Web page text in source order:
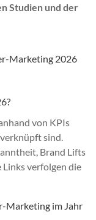
Studien und der
Marketing 2026
von KPIs
sind.
Brand Lifts
Links verfolgen die
Marketing im Jahr